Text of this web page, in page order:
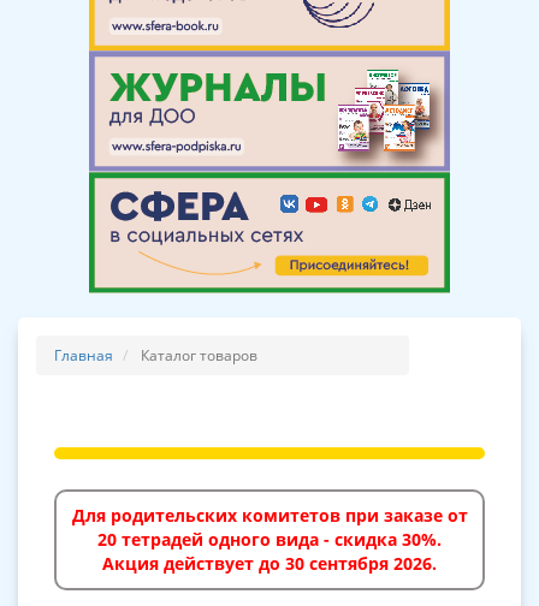
Главная Каталог товаров
Для родительских комитетов при заказе от
20 тетрадей одного вида - скидка 30%.
Акция действует до 30 сентября 2026.